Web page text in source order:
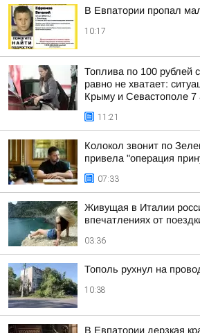
В Евпатории пропал
10:17
Топлива по 100 рублей
равно не хватает:
Крыму и Севастополе 7
11:21
Колокол звонит по
привела "операция
07:33
Живущая в Италии
впечатлениях от
03:36
Тополь рухнул на
10:38
В Евпатории дерзкая